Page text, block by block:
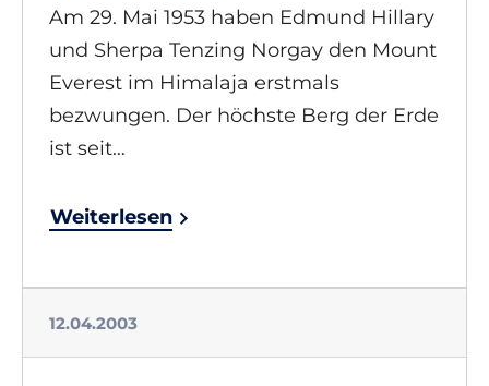
Am 29. Mai 1953 haben Edmund Hillary
und Sherpa Tenzing Norgay den Mount
Everest im Himalaja erstmals
bezwungen. Der höchste Berg der Erde
ist seit…
Weiterlesen
12.04.2003